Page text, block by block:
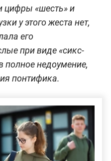
цифры «шесть» и
у этого жеста нет,
его
при виде «сикс-
полное недоумение,
понтифика.